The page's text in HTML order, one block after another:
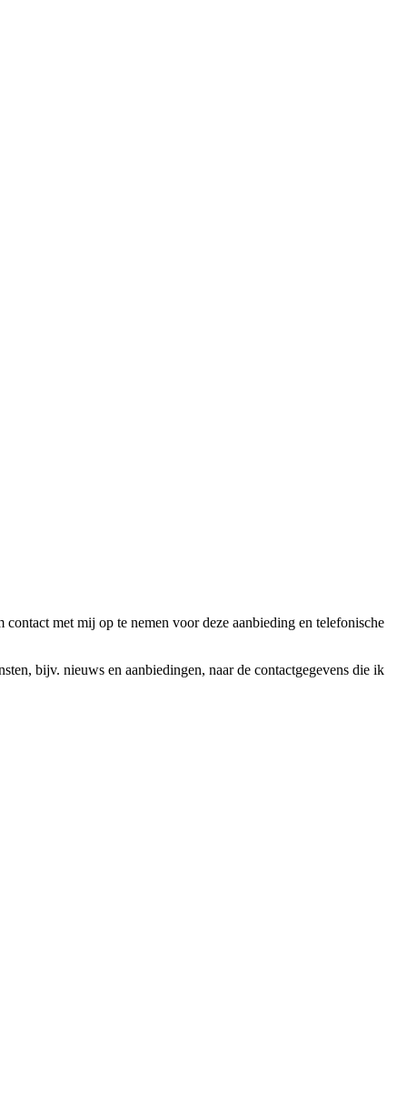
met mij op te nemen voor deze aanbieding en telefonische
bijv. nieuws en aanbiedingen, naar de contactgegevens die ik